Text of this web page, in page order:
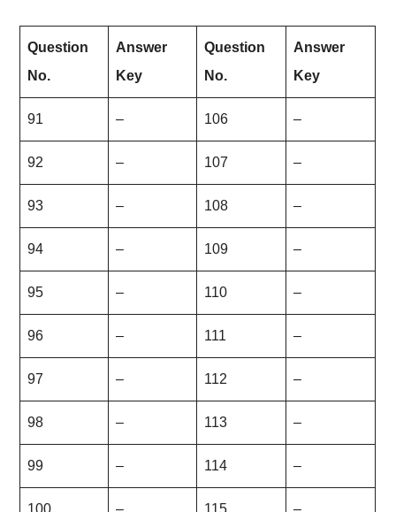
Question
No.
Answer
Key
Question
No.
Answer
Key
91 – 106 –
92 – 107 –
93 – 108 –
94 – 109 –
95 – 110 –
96 – 111 –
97 – 112 –
98 – 113 –
99 – 114 –
100 – 115 –